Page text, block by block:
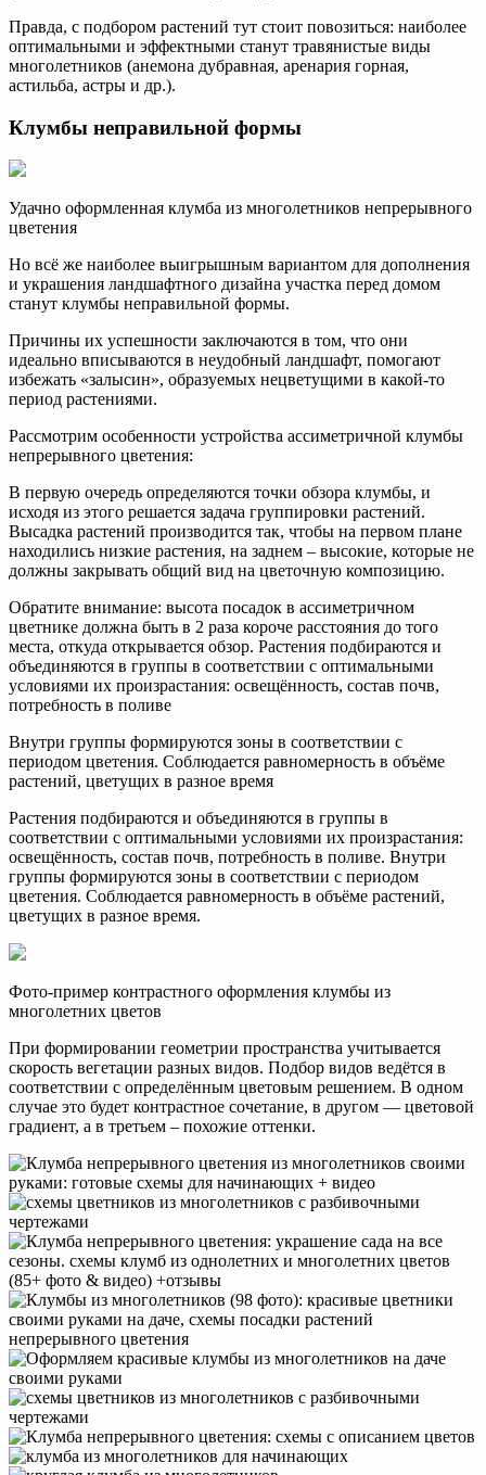
Правда, с подбором растений тут стоит повозиться: наиболее
оптимальными и эффектными станут травянистые виды
многолетников (анемона дубравная, аренария горная,
астильба, астры и др.).
Клумбы неправильной формы
Удачно оформленная клумба из многолетников непрерывного
цветения
Но всё же наиболее выигрышным вариантом для дополнения
и украшения ландшафтного дизайна участка перед домом
станут клумбы неправильной формы.
Причины их успешности заключаются в том, что они
идеально вписываются в неудобный ландшафт, помогают
избежать «залысин», образуемых нецветущими в какой-то
период растениями.
Рассмотрим особенности устройства ассиметричной клумбы
непрерывного цветения:
В первую очередь определяются точки обзора клумбы, и
исходя из этого решается задача группировки растений.
Высадка растений производится так, чтобы на первом плане
находились низкие растения, на заднем – высокие, которые не
должны закрывать общий вид на цветочную композицию.
Обратите внимание: высота посадок в ассиметричном
цветнике должна быть в 2 раза короче расстояния до того
места, откуда открывается обзор. Растения подбираются и
объединяются в группы в соответствии с оптимальными
условиями их произрастания: освещённость, состав почв,
потребность в поливе
Внутри группы формируются зоны в соответствии с
периодом цветения. Соблюдается равномерность в объёме
растений, цветущих в разное время
Растения подбираются и объединяются в группы в
соответствии с оптимальными условиями их произрастания:
освещённость, состав почв, потребность в поливе. Внутри
группы формируются зоны в соответствии с периодом
цветения. Соблюдается равномерность в объёме растений,
цветущих в разное время.
Фото-пример контрастного оформления клумбы из
многолетних цветов
При формировании геометрии пространства учитывается
скорость вегетации разных видов. Подбор видов ведётся в
соответствии с определённым цветовым решением. В одном
случае это будет контрастное сочетание, в другом — цветовой
градиент, а в третьем – похожие оттенки.